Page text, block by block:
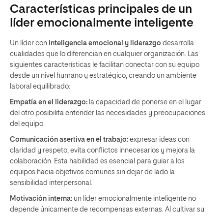
Características principales de un
líder emocionalmente inteligente
Un líder con inteligencia emocional y liderazgo desarrolla
cualidades que lo diferencian en cualquier organización. Las
siguientes características le facilitan conectar con su equipo
desde un nivel humano y estratégico, creando un ambiente
laboral equilibrado:
Empatía en el liderazgo: la capacidad de ponerse en el lugar
del otro posibilita entender las necesidades y preocupaciones
del equipo.
Comunicación asertiva en el trabajo: expresar ideas con
claridad y respeto, evita conflictos innecesarios y mejora la
colaboración. Esta habilidad es esencial para guiar a los
equipos hacia objetivos comunes sin dejar de lado la
sensibilidad interpersonal.
Motivación interna: un líder emocionalmente inteligente no
depende únicamente de recompensas externas. Al cultivar su